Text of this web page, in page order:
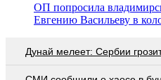
ОП попросила
Евгению Васильеву в
Дунай мелеет: Сербии